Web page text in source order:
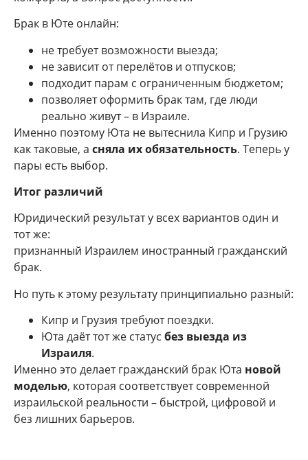
Брак в Юте онлайн:
не требует возможности выезда;
не зависит от перелётов и отпусков;
подходит парам с ограниченным бюджетом;
позволяет оформить брак там, где люди
реально живут – в Израиле.
Именно поэтому Юта не вытеснила Кипр и Грузию
как таковые, а сняла их обязательность. Теперь у
пары есть выбор.
Итог различий
Юридический результат у всех вариантов один и
тот же:
признанный Израилем иностранный гражданский
брак.
Но путь к этому результату принципиально разный:
Кипр и Грузия требуют поездки.
Юта даёт тот же статус без выезда из
Израиля.
Именно это делает гражданский брак Юта новой
моделью, которая соответствует современной
израильской реальности – быстрой, цифровой и
без лишних барьеров.